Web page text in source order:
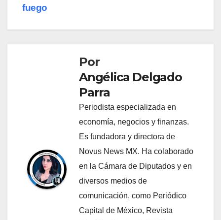
fuego
Por
Angélica Delgado
Parra
Periodista especializada en
economía, negocios y finanzas.
Es fundadora y directora de
Novus News MX. Ha colaborado
en la Cámara de Diputados y en
diversos medios de
comunicación, como Periódico
Capital de México, Revista